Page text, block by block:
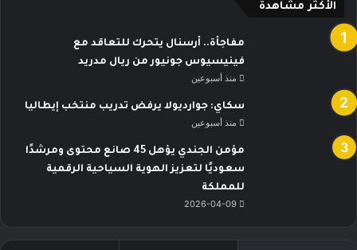
الأكثر مشاهدة
مفاجأة.. أرسنال يتحرك للتعاقد مع
فينيسيوس جونيور من ريال مدريد
منذ أسبوعين
سكاي: جوارديولا يرفض تدريب منتخب إيطاليا
منذ أسبوعين
مؤمن الجندي يؤهل 45 صانع محتوى ومرشدًا
سعوديًا لتعزيز الهوية السياحية الرقمية
للمملكة
2026-04-09